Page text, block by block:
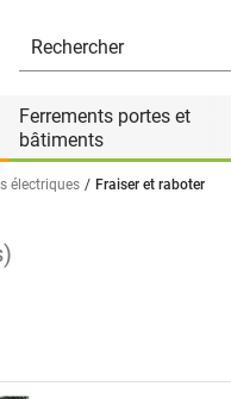
Ferrements portes et
bâtiments
électriques Fraiser et raboter
)